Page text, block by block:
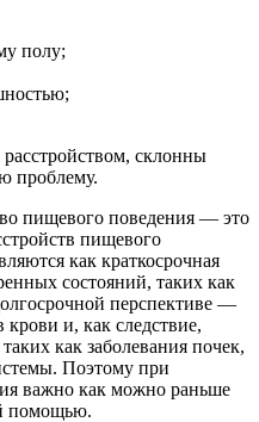
полу;
склонны
проблему.
пищевого поведения — это
пищевого
как краткосрочная
состояний, таких как
перспективе —
крови и, как следствие,
таких как заболевания почек,
Поэтому при
важно как можно раньше
помощью.